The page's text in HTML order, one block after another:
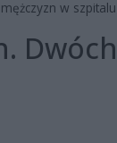
w szpitalu